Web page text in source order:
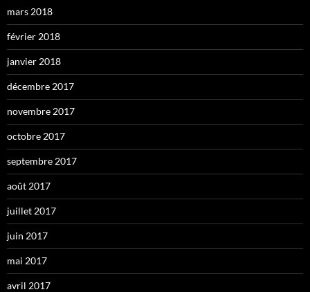
mars 2018
février 2018
janvier 2018
décembre 2017
novembre 2017
octobre 2017
septembre 2017
août 2017
juillet 2017
juin 2017
mai 2017
avril 2017